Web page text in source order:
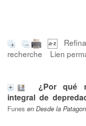
recherche
Lien
¿Por qué
integral de
Funes en Desde la